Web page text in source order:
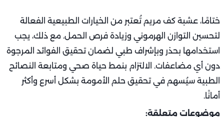
ختامًا، عشبة كف مريم تُعتبر من الخيارات الطبيعية الفعالة
لتحسين التوازن الهرموني وزيادة فرص الحمل. مع ذلك، يجب
استخدامها بحذر وبإشراف طبي لضمان تحقيق الفوائد المرجوة
دون أي مضاعفات. الالتزام بنمط حياة صحي ومتابعة النصائح
الطبية سيُسهم في تحقيق حلم الأمومة بشكل أسرع وأكثر
أمانًا.
موضوعات متعلقة: